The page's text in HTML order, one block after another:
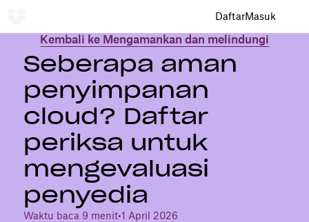
DaftarMasuk
Kembali ke Mengamankan dan melindungi
Seberapa aman
penyimpanan
cloud? Daftar
periksa untuk
mengevaluasi
penyedia
Waktu baca 9 menit•1 April 2026